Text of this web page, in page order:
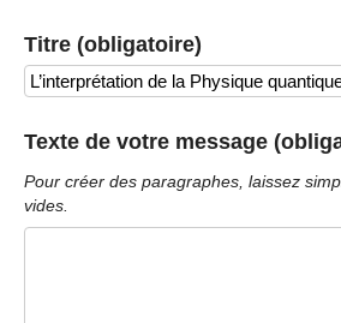
Titre (obligatoire)
Texte de votre message
Pour créer des paragraphes, laissez
vides.